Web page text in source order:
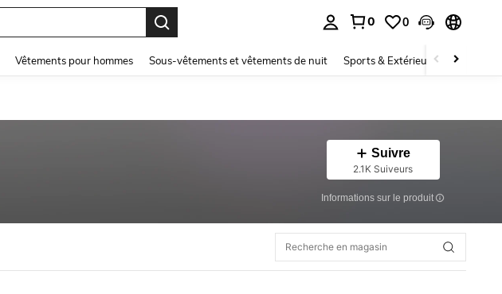
0 0
Vêtements pour hommes Sous-vêtements et vêtements de nuit Sports & Extérieur Enfants
Suivre
2.1K Suiveurs
Informations sur le produit